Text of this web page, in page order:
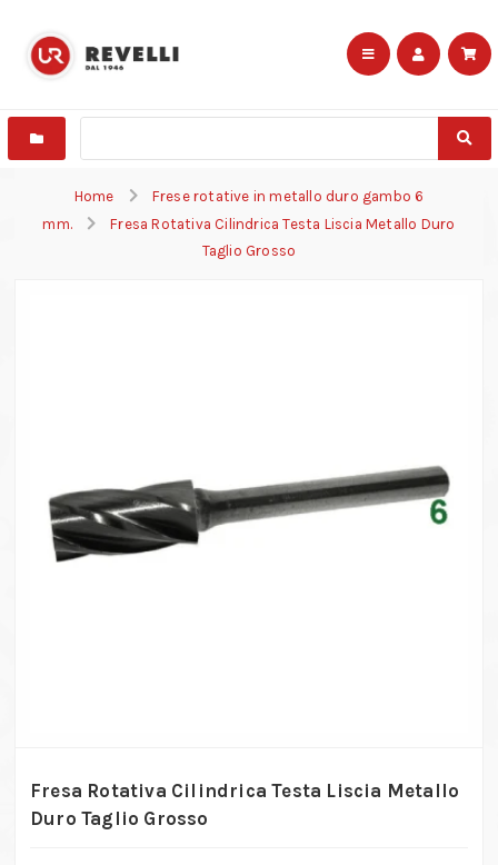
Home
Frese rotative in metallo duro gambo 6
mm.
Fresa Rotativa Cilindrica Testa Liscia Metallo Duro
Taglio Grosso
Fresa Rotativa Cilindrica Testa Liscia Metallo
Duro Taglio Grosso